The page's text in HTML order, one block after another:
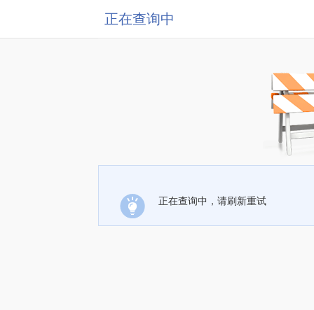
正在查询中
正在查询中，请刷新重试